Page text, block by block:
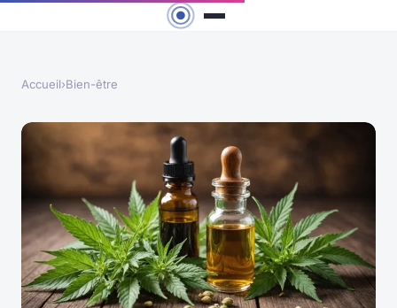
Accueil›Bien-être